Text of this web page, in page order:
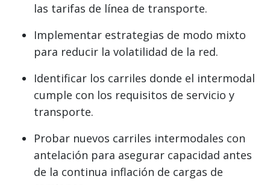
las tarifas de línea de transporte.
Implementar estrategias de modo mixto
para reducir la volatilidad de la red.
Identificar los carriles donde el intermodal
cumple con los requisitos de servicio y
transporte.
Probar nuevos carriles intermodales con
antelación para asegurar capacidad antes
de la continua inflación de cargas de